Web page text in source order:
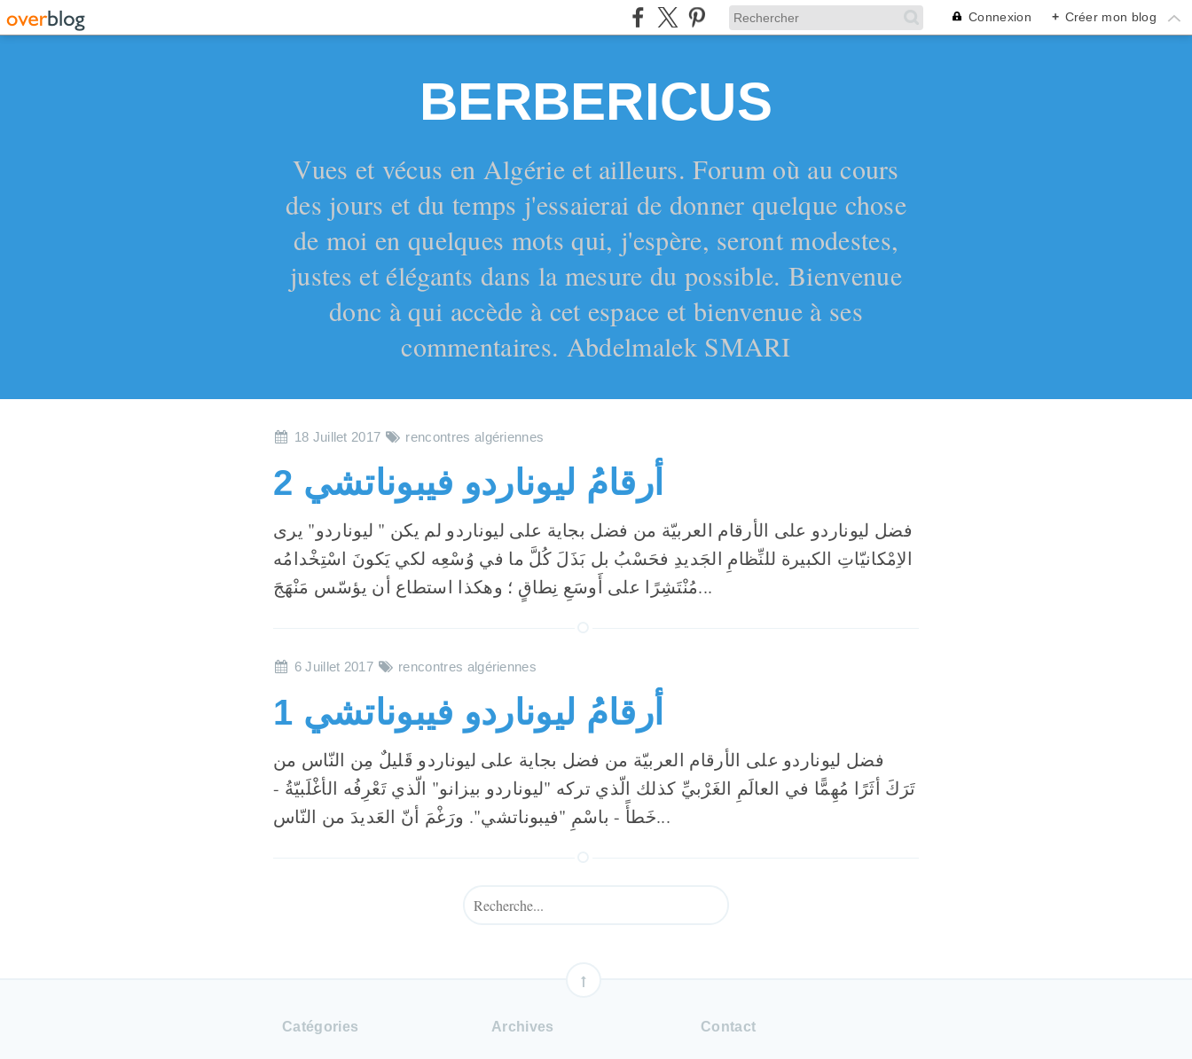
Connexion + Créer mon blog
BERBERICUS
Vues et vécus en Algérie et ailleurs. Forum où au cours
des jours et du temps j'essaierai de donner quelque chose
de moi en quelques mots qui, j'espère, seront modestes,
justes et élégants dans la mesure du possible. Bienvenue
donc à qui accède à cet espace et bienvenue à ses
commentaires. Abdelmalek SMARI
18 Juillet 2017 rencontres algériennes
أرقامُ ليوناردو فيبوناتشي 2
فضل ليوناردو على الأرقام العربيّة من فضل بجاية على ليوناردو لم يكن " ليوناردو" يرى
الاِمْكانيّاتِ الكبيرة للنِّظامِ الجَديدِ فحَسْبُ بل بَذَلَ كُلَّ ما في وُسْعِه لكي يَكونَ اسْتِخْدامُه
مُنْتَشِرًا على أَوسَعِ نِطاقٍ ؛ وهكذا استطاع أن يؤسّس مَنْهَجَ...
6 Juillet 2017 rencontres algériennes
أرقامُ ليوناردو فيبوناتشي 1
فضل ليوناردو على الأرقام العربيّة من فضل بجاية على ليوناردو قَليلٌ مِن النّاس من
تَرَكَ أثَرًا مُهِمًّا في العالَمِ الغَرْبيِّ كذلك الّذي تركه "ليوناردو بيزانو" الّذي تَعْرِفُه الأغْلَبيّةُ -
خَطأً - باسْمِ "فيبوناتشي". ورَغْمَ أنّ العَديدَ من النّاس...
Catégories Archives Contact